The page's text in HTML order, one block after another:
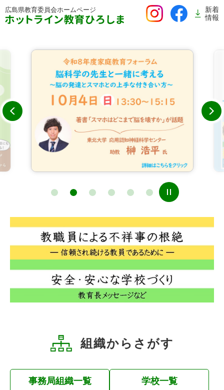
ー
で
広島県教育委員会ホームページ
新着
情報
組織からさがす
事務局組織一覧 学校一覧